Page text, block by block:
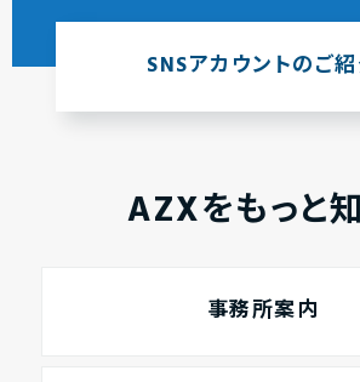
SNSアカウントのご
AZXをもっと
事務所案内